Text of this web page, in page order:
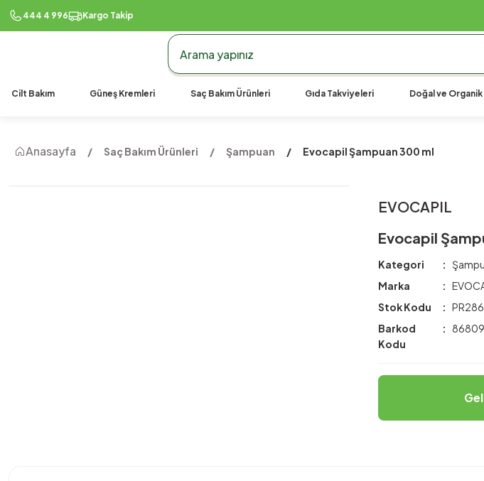
444 4 996 Kargo Takip
990 TL Üzeri Ücretsiz Kargo990
Cilt Bakım Güneş Kremleri Saç Bakım Ürünleri Gıda Takviyeleri Doğal ve
Anasayfa Saç Bakım Ürünleri Şampuan Evocapil Şampuan 300 ml
EVOCAPIL
Evocapil
Kategori
Marka
Stok Kodu
Barkod
Kodu